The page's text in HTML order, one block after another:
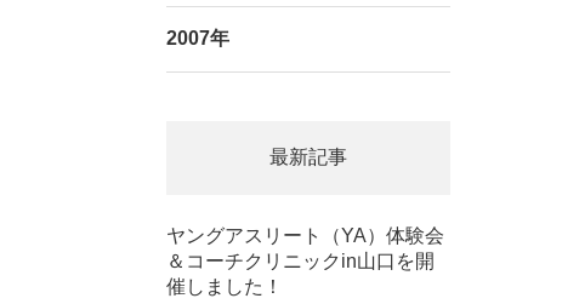
2007年
最新記事
ヤングアスリート（YA）体験会
＆コーチクリニックin山口を開
催しました！